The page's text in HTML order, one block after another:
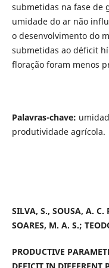
submetidas na fase de
umidade do ar não
o desenvolvimento do
submetidas ao déficit
floração foram menos
Palavras-chave:
produtividade agrícola.
SILVA, S., SOUSA, A. C.
SOARES, M. A. S.;
PRODUCTIVE